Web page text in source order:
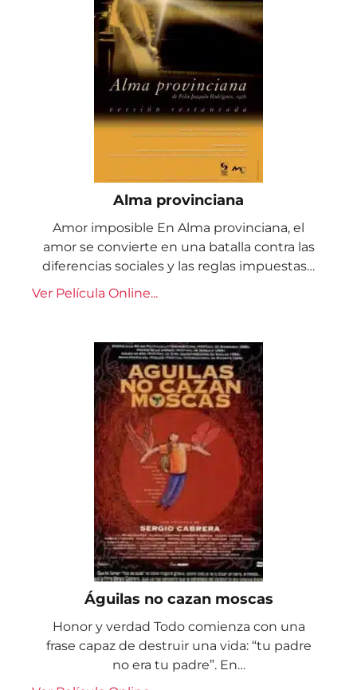
Alma provinciana
Amor imposible En Alma provinciana, el
amor se convierte en una batalla contra las
diferencias sociales y las reglas impuestas…
Ver Película Online...
Águilas no cazan moscas
Honor y verdad Todo comienza con una
frase capaz de destruir una vida: “tu padre
no era tu padre”. En…